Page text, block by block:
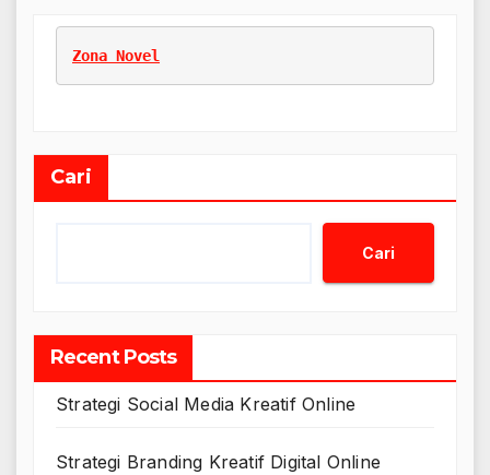
Zona Novel
Cari
Cari
Recent Posts
Strategi Social Media Kreatif Online
Strategi Branding Kreatif Digital Online